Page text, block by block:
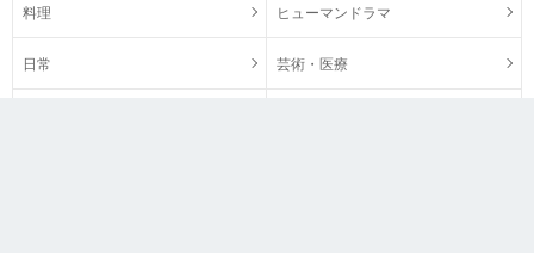
料理 ヒューマンドラマ
日常 芸術・医療